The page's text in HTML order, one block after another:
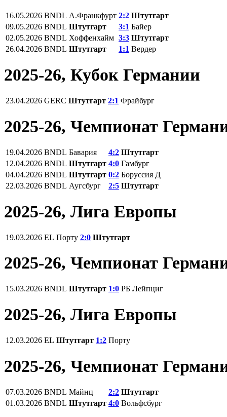
16.05.2026 BNDL А.Франкфурт 2:2 Штутгарт
09.05.2026 BNDL Штутгарт 3:1 Байер
02.05.2026 BNDL Хоффенхайм 3:3 Штутгарт
26.04.2026 BNDL Штутгарт 1:1 Вердер
2025-26, Кубок Германии
23.04.2026 GERC Штутгарт 2:1 Фрайбург
2025-26, Чемпионат
19.04.2026 BNDL Бавария 4:2 Штутгарт
12.04.2026 BNDL Штутгарт 4:0 Гамбург
04.04.2026 BNDL Штутгарт 0:2 Боруссия Д
22.03.2026 BNDL Аугсбург 2:5 Штутгарт
2025-26, Лига Европы
19.03.2026 EL Порту 2:0 Штутгарт
2025-26, Чемпионат
15.03.2026 BNDL Штутгарт 1:0 РБ Лейпциг
2025-26, Лига Европы
12.03.2026 EL Штутгарт 1:2 Порту
2025-26, Чемпионат
07.03.2026 BNDL Майнц 2:2 Штутгарт
01.03.2026 BNDL Штутгарт 4:0 Вольфсбург